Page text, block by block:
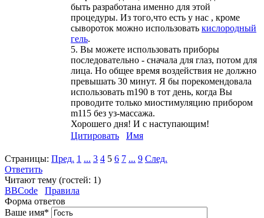
быть разработана именно для этой
процедуры. Из того,что есть у нас , кроме
сывороток можно использовать кислородный
гель.
5. Вы можете использовать приборы
последовательно - сначала для глаз, потом для
лица. Но общее время воздействия не должно
превышать 30 минут. Я бы порекомендовала
использовать m190 в тот день, когда Вы
проводите только миостимуляцию прибором
m115 без уз-массажа.
Хорошего дня! И с наступающим!
Цитировать
Имя
Страницы: Пред. 1 ... 3 4 5 6 7 ... 9 След.
Ответить
Читают тему (гостей: 1)
BBCode
Правила
Форма ответов
Ваше имя*